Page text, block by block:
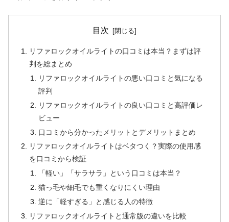
目次
リファロックオイルライトの口コミは本当？まずは評
判を総まとめ
リファロックオイルライトの悪い口コミと気になる
評判
リファロックオイルライトの良い口コミと高評価レ
ビュー
口コミから分かったメリットとデメリットまとめ
リファロックオイルライトはベタつく？実際の使用感
を口コミから検証
「軽い」「サラサラ」という口コミは本当？
猫っ毛や細毛でも重くなりにくい理由
逆に「軽すぎる」と感じる人の特徴
リファロックオイルライトと通常版の違いを比較